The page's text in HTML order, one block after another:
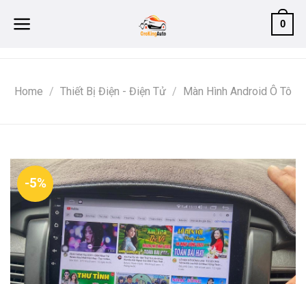
0
Home / Thiết Bị Điện - Điện Tử / Màn Hình Android Ô Tô
-5%